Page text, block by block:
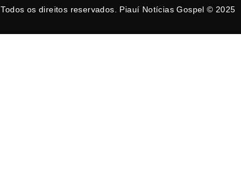
Todos os direitos reservados. Piauí Notícias Gospel © 2025